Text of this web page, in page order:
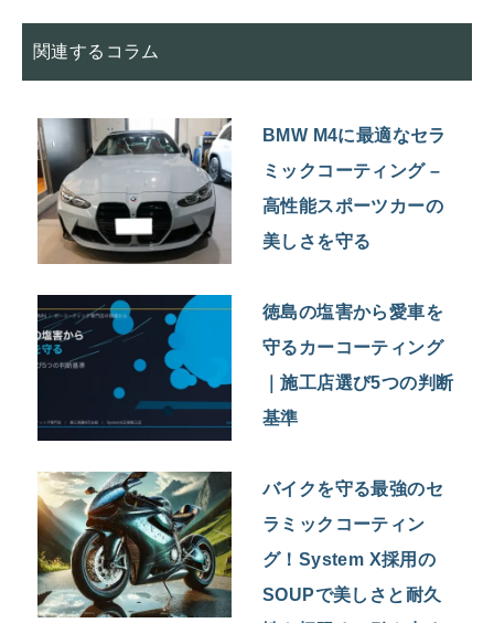
関連するコラム
BMW M4に最適なセラ
ミックコーティング –
高性能スポーツカーの
美しさを守る
徳島の塩害から愛車を
守るカーコーティング
｜施工店選び5つの判断
基準
バイクを守る最強のセ
ラミックコーティン
グ！System X採用の
SOUPで美しさと耐久